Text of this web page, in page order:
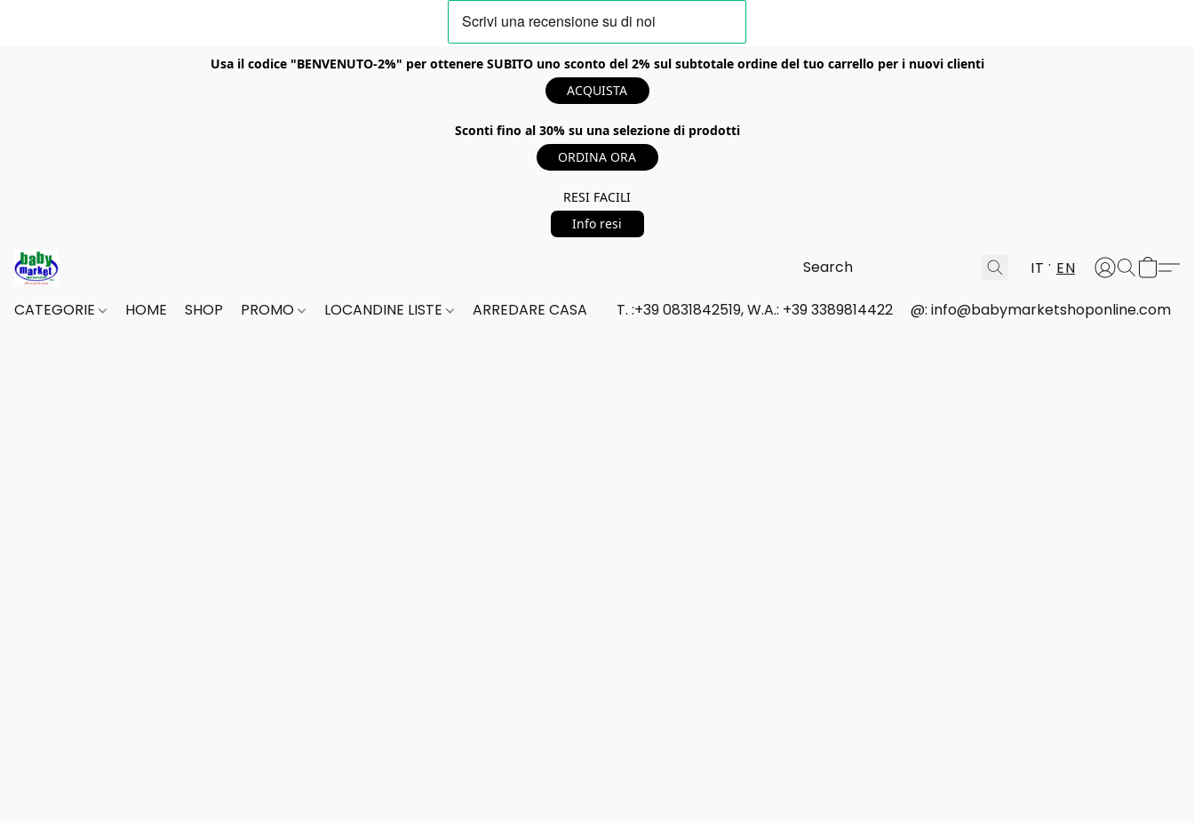
Usa il codice "BENVENUTO-2%" per ottenere SUBITO uno sconto del 2% sul subtotale ordine del tuo carrello per i nuovi clienti
ACQUISTA
Sconti fino al 30% su una selezione di prodotti
ORDINA ORA
RESI FACILI
Info resi
IT EN
CATEGORIE HOME SHOP PROMO LOCANDINE LISTE ARREDARE CASA T. :+39 0831842519, W.A.: +39 3389814422 @: info@babymarketshoponline.com